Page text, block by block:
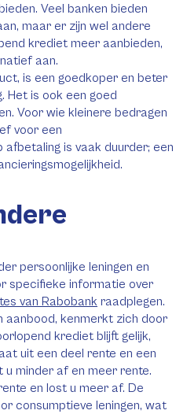
Veel banken bieden
maar er zijn wel andere
krediet meer aanbieden,
aan.
is een goedkoper en beter
Het is ook een goed
Voor wie kleinere bedragen
voor een
is vaak duurder; een
persoonlijke leningen en
specifieke informatie over
van Rabobank raadplegen.
aanbood, kenmerkt zich door
krediet blijft gelijk,
uit een deel rente en een
u minder af en meer rente.
en lost u meer af. De
consumptieve leningen, wat